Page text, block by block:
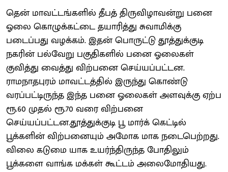
தென் மாவட்டங்களில் தீபத் திருவிழாவன்று பனை
ஓலை கொழுக்கட்டை தயாரித்து சுவாமிக்கு
படைப்பது வழக்கம். இதன் பொருட்டு தூத்துக்குடி
நகரின் பல்வேறு பகுதிகளில் பனை ஓலைகள்
குவித்து வைத்து விற்பனை செய்யப்பட்டன.
ராமநாதபுரம் மாவட்டத்தில் இருந்து கொண்டு
வரப்பட்டிருந்த இந்த பனை ஓலைகள் அளவுக்கு ஏற்ப
ரூ.60 முதல் ரூ.70 வரை விற்பனை
செய்யப்பட்டன.தூத்துக்குடி பூ மார்க் கெட்டில்
பூக்களின் விற்பனையும் அமோக மாக நடைபெற்றது.
விலை கடுமை யாக உயர்ந்திருந்த போதிலும்
பூக்களை வாங்க மக்கள் கூட்டம் அலைமோதியது.